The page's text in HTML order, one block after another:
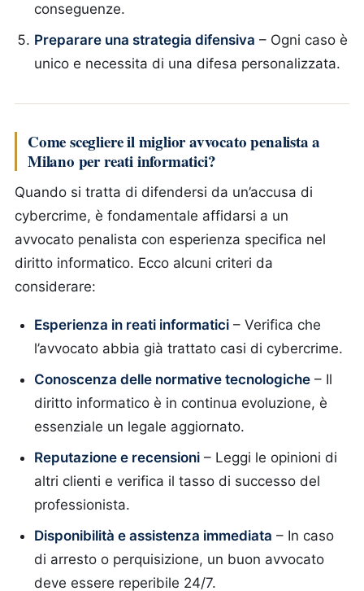
conseguenze.
Preparare una strategia difensiva – Ogni caso è
unico e necessita di una difesa personalizzata.
Come scegliere il miglior avvocato penalista a
Milano per reati informatici?
Quando si tratta di difendersi da un’accusa di
cybercrime, è fondamentale affidarsi a un
avvocato penalista con esperienza specifica nel
diritto informatico. Ecco alcuni criteri da
considerare:
Esperienza in reati informatici – Verifica che
l’avvocato abbia già trattato casi di cybercrime.
Conoscenza delle normative tecnologiche – Il
diritto informatico è in continua evoluzione, è
essenziale un legale aggiornato.
Reputazione e recensioni – Leggi le opinioni di
altri clienti e verifica il tasso di successo del
professionista.
Disponibilità e assistenza immediata – In caso
di arresto o perquisizione, un buon avvocato
deve essere reperibile 24/7.